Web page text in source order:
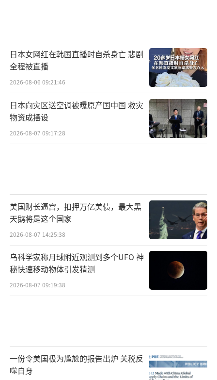
日本女网红在韩国直播时自杀身亡 悲剧
全程被直播
2026-08-06 09:21:46
日本向灾区送空调被曝原产国中国 救灾
物资成摆设
2026-08-07 09:17:28
美国财长逼宫，扣押万亿美债，最大黑
天鹅将是这个国家
2026-08-07 14:25:38
乌科学家称月球附近观测到多个UFO 神
秘快速移动物体引发猜测
2026-08-07 09:19:38
一份令美国极为尴尬的报告出炉 关税反
噬自身